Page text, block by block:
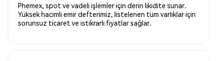
Phemex, spot ve vadeli işlemler için derin likidite sunar.
Yüksek hacimli emir defterimiz, listelenen tüm varlıklar için
sorunsuz ticaret ve istikrarlı fiyatlar sağlar.